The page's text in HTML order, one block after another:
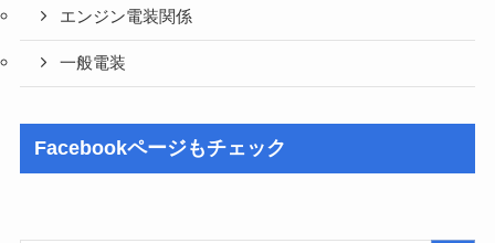
エンジン電装関係
一般電装
Facebookページもチェック